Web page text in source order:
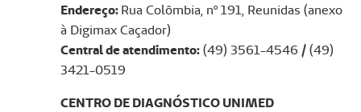
Endereço:Rua Colômbia, nº 191, Reunidas (anexo
à Digimax Caçador)
Central de atendimento:(49) 3561-4546 / (49)
3421-0519
CENTRO DE DIAGNÓSTICO UNIMED